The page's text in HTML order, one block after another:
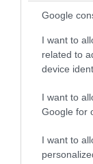
Google
I want to
related to
device
I want to
Google for
I want to
Ο Γιάννης